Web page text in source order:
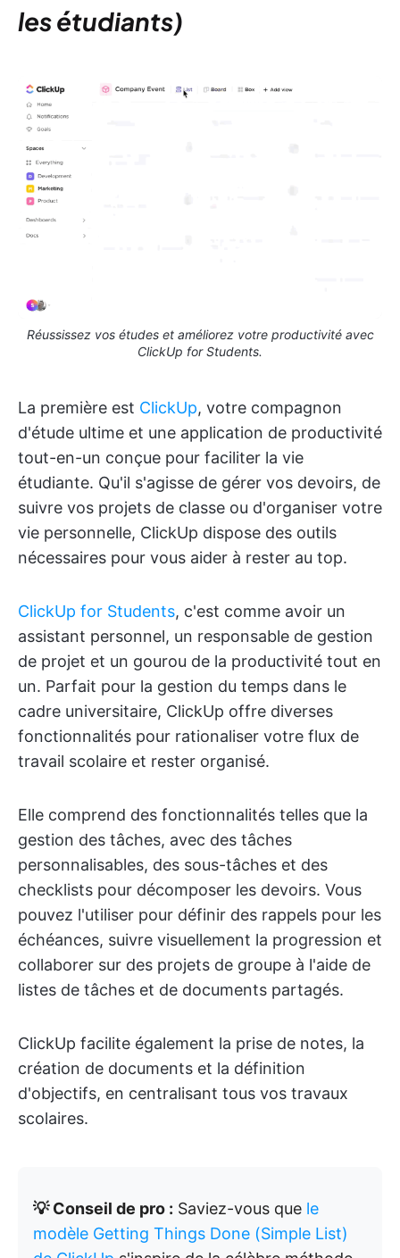
les étudiants)
Réussissez vos études et améliorez votre productivité avec
ClickUp for Students.
La première est ClickUp, votre compagnon
d'étude ultime et une application de productivité
tout-en-un conçue pour faciliter la vie
étudiante. Qu'il s'agisse de gérer vos devoirs, de
suivre vos projets de classe ou d'organiser votre
vie personnelle, ClickUp dispose des outils
nécessaires pour vous aider à rester au top.
ClickUp for Students, c'est comme avoir un
assistant personnel, un responsable de gestion
de projet et un gourou de la productivité tout en
un. Parfait pour la gestion du temps dans le
cadre universitaire, ClickUp offre diverses
fonctionnalités pour rationaliser votre flux de
travail scolaire et rester organisé.
Elle comprend des fonctionnalités telles que la
gestion des tâches, avec des tâches
personnalisables, des sous-tâches et des
checklists pour décomposer les devoirs. Vous
pouvez l'utiliser pour définir des rappels pour les
échéances, suivre visuellement la progression et
collaborer sur des projets de groupe à l'aide de
listes de tâches et de documents partagés.
ClickUp facilite également la prise de notes, la
création de documents et la définition
d'objectifs, en centralisant tous vos travaux
scolaires.
💡 Conseil de pro : Saviez-vous que le
modèle Getting Things Done (Simple List)